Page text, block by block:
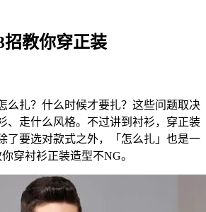
招教你穿正装
么扎？什么时候才要扎？这些问题取决
、走什么风格。不过讲到衬衫，穿正装
了要选对款式之外，「怎么扎」也是一
穿衬衫正装造型不NG。